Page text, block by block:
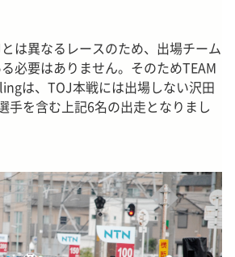
は異なるレースのため、出場チーム
必要はありません。そのためTEAM
は、TOJ本戦には出場しない沢田
手を含む上記6名の出走となりまし